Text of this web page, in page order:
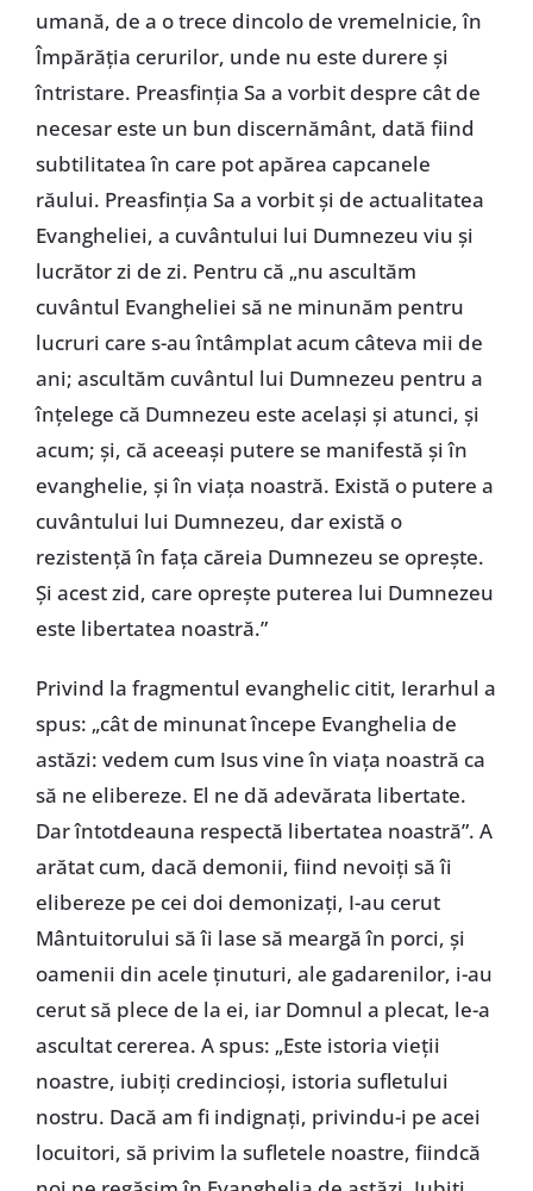
umană, de a o trece dincolo de vremelnicie, în
Împărăția cerurilor, unde nu este durere și
întristare. Preasfinția Sa a vorbit despre cât de
necesar este un bun discernământ, dată fiind
subtilitatea în care pot apărea capcanele
răului. Preasfinția Sa a vorbit și de actualitatea
Evangheliei, a cuvântului lui Dumnezeu viu și
lucrător zi de zi. Pentru că „nu ascultăm
cuvântul Evangheliei să ne minunăm pentru
lucruri care s-au întâmplat acum câteva mii de
ani; ascultăm cuvântul lui Dumnezeu pentru a
înțelege că Dumnezeu este același și atunci, și
acum; și, că aceeași putere se manifestă și în
evanghelie, și în viața noastră. Există o putere a
cuvântului lui Dumnezeu, dar există o
rezistență în fața căreia Dumnezeu se oprește.
Și acest zid, care oprește puterea lui Dumnezeu
este libertatea noastră.”
Privind la fragmentul evanghelic citit, Ierarhul a
spus: „cât de minunat începe Evanghelia de
astăzi: vedem cum Isus vine în viața noastră ca
să ne elibereze. El ne dă adevărata libertate.
Dar întotdeauna respectă libertatea noastră”. A
arătat cum, dacă demonii, fiind nevoiți să îi
elibereze pe cei doi demonizați, I-au cerut
Mântuitorului să îi lase să meargă în porci, și
oamenii din acele ținuturi, ale gadarenilor, i-au
cerut să plece de la ei, iar Domnul a plecat, le-a
ascultat cererea. A spus: „Este istoria vieții
noastre, iubiți credincioși, istoria sufletului
nostru. Dacă am fi indignați, privindu-i pe acei
locuitori, să privim la sufletele noastre, fiindcă